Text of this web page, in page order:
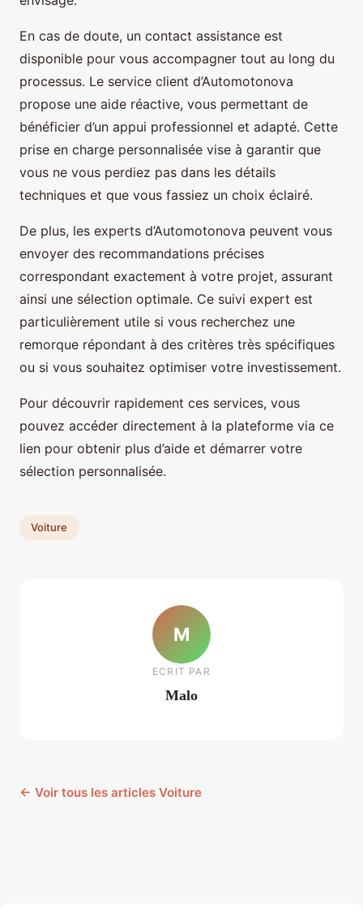
En cas de doute, un contact assistance est
disponible pour vous accompagner tout au long du
processus. Le service client d’Automotonova
propose une aide réactive, vous permettant de
bénéficier d’un appui professionnel et adapté. Cette
prise en charge personnalisée vise à garantir que
vous ne vous perdiez pas dans les détails
techniques et que vous fassiez un choix éclairé.
De plus, les experts d’Automotonova peuvent vous
envoyer des recommandations précises
correspondant exactement à votre projet, assurant
ainsi une sélection optimale. Ce suivi expert est
particulièrement utile si vous recherchez une
remorque répondant à des critères très spécifiques
ou si vous souhaitez optimiser votre investissement.
Pour découvrir rapidement ces services, vous
pouvez accéder directement à la plateforme via ce
lien pour obtenir plus d’aide et démarrer votre
sélection personnalisée.
Voiture
M
ECRIT PAR
Malo
← Voir tous les articles Voiture